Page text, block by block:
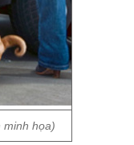
minh họa)